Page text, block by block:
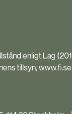
enligt Lag
tillsyn,